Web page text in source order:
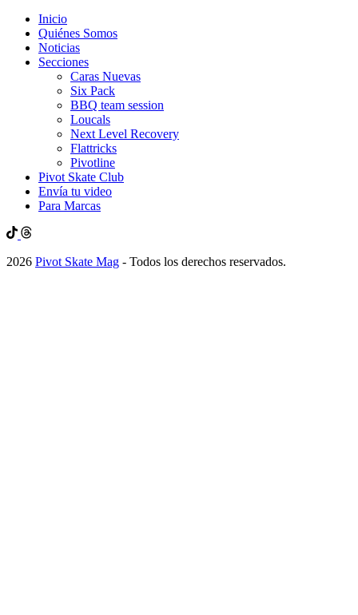
Inicio
Quiénes Somos
Noticias
Secciones
Caras Nuevas
Six Pack
BBQ team session
Loucals
Next Level Recovery
Flattricks
Pivotline
Pivot Skate Club
Envía tu video
Para Marcas
2026 Pivot Skate Mag - Todos los derechos reservados.